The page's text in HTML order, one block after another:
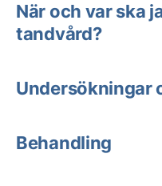
När och var ska
tandvård?
Undersökningar
Behandling